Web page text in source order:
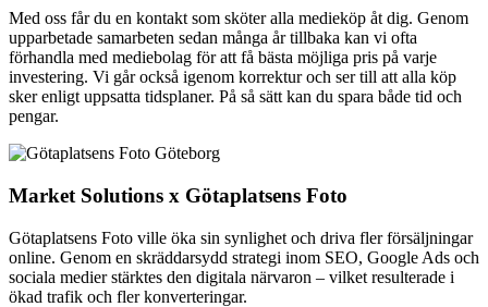
Med oss får du en kontakt som sköter alla medieköp åt dig. Genom
upparbetade samarbeten sedan många år tillbaka kan vi ofta
förhandla med mediebolag för att få bästa möjliga pris på varje
investering. Vi går också igenom korrektur och ser till att alla köp
sker enligt uppsatta tidsplaner. På så sätt kan du spara både tid och
pengar.
Market Solutions x Götaplatsens Foto
Götaplatsens Foto ville öka sin synlighet och driva fler försäljningar
online. Genom en skräddarsydd strategi inom SEO, Google Ads och
sociala medier stärktes den digitala närvaron – vilket resulterade i
ökad trafik och fler konverteringar.